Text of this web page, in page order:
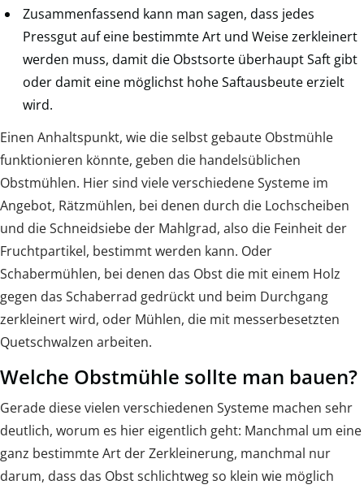
Zusammenfassend kann man sagen, dass jedes
Pressgut auf eine bestimmte Art und Weise zerkleinert
werden muss, damit die Obstsorte überhaupt Saft gibt
oder damit eine möglichst hohe Saftausbeute erzielt
wird.
Einen Anhaltspunkt, wie die selbst gebaute Obstmühle
funktionieren könnte, geben die handelsüblichen
Obstmühlen. Hier sind viele verschiedene Systeme im
Angebot, Rätzmühlen, bei denen durch die Lochscheiben
und die Schneidsiebe der Mahlgrad, also die Feinheit der
Fruchtpartikel, bestimmt werden kann. Oder
Schabermühlen, bei denen das Obst die mit einem Holz
gegen das Schaberrad gedrückt und beim Durchgang
zerkleinert wird, oder Mühlen, die mit messerbesetzten
Quetschwalzen arbeiten.
Welche Obstmühle sollte man bauen?
Gerade diese vielen verschiedenen Systeme machen sehr
deutlich, worum es hier eigentlich geht: Manchmal um eine
ganz bestimmte Art der Zerkleinerung, manchmal nur
darum, dass das Obst schlichtweg so klein wie möglich